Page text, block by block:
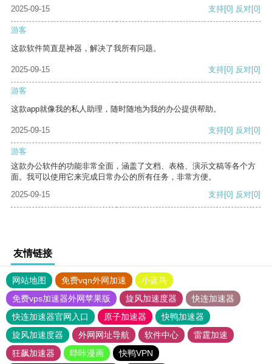
2025-09-15
支持[0] 反对[0]
游客
这款软件简直是神器，解决了我所有问题。
2025-09-15 支持[0] 反对[0]
游客
这款app就像我的私人助理，随时随地为我的办公提供帮助。
2025-09-15 支持[0] 反对[0]
游客
这款办公软件的功能非常全面，涵盖了文档、表格、演示文稿等各个方
面。我可以使用它来完成日常办公的所有任务，非常方便。
2025-09-15
支持[0] 反对[0]
友情链接
网站地图 免费vqn外网加速
小蓝鸟
免费vps加速器外网苹果版
旋风加速度器
快连加速器
快连加速器官网入口
原子加速器
快鸭加速器
旋风加速度器
外网网址导航 软件中心
雷霆加速
狂飙加速器
哔咔漫画 快鸭VPN